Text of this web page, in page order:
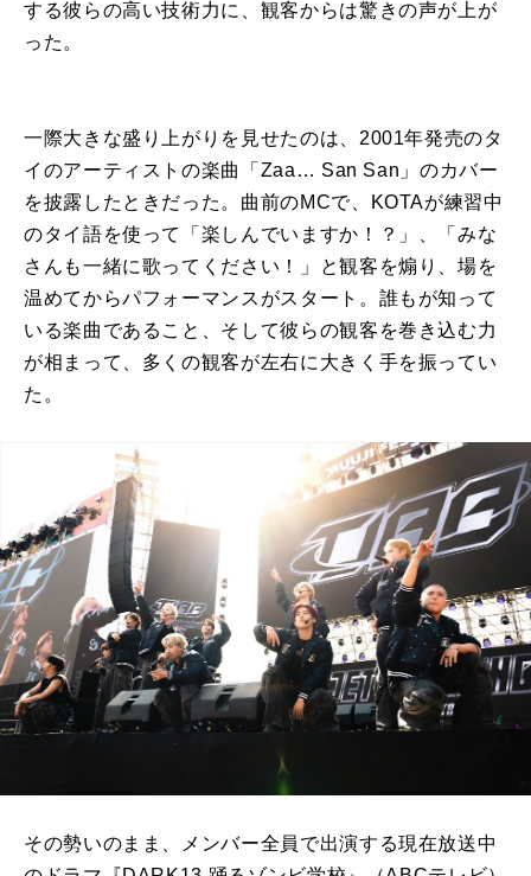
する彼らの高い技術力に、観客からは驚きの声が上が
った。
一際大きな盛り上がりを見せたのは、2001年発売のタ
イのアーティストの楽曲「Zaa… San San」のカバー
を披露したときだった。曲前のMCで、KOTAが練習中
のタイ語を使って「楽しんでいますか！？」、「みな
さんも一緒に歌ってください！」と観客を煽り、場を
温めてからパフォーマンスがスタート。誰もが知って
いる楽曲であること、そして彼らの観客を巻き込む力
が相まって、多くの観客が左右に大きく手を振ってい
た。
その勢いのまま、メンバー全員で出演する現在放送中